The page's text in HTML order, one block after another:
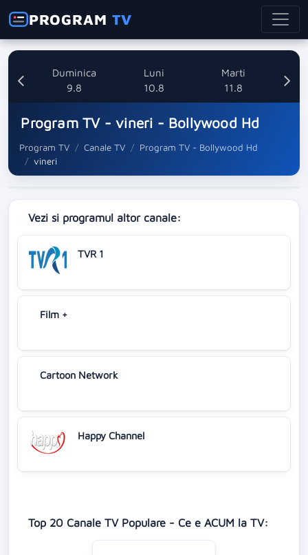
PROGRAMTV
Duminica
9.8
Luni
10.8
Marti
11.8
Program TV - vineri - Bollywood Hd
Program TV Canale TV
Program TV - Bollywood Hd
vineri
Vezi si programul altor canale:
TVR 1
Film +
Cartoon Network
Happy Channel
Top 20 Canale TV Populare - Ce e ACUM la TV: